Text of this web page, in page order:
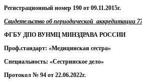
Регистрационный номер 190 от 09.11.2015г.
Свидетельство об периодической аккредитации
ФГБУ ДПО ВУНМЦ МИНЗДРАВА РОССИИ
Проф.стандарт: «Медицинская сестра»
Специальность: «Сестринское дело»
Протокол № 94 от 22.06.2022г.